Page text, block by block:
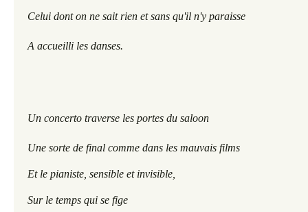
Celui dont on ne sait rien et sans qu'il n'y paraisse
A accueilli les danses.
Un concerto traverse les portes du saloon
Une sorte de final comme dans les mauvais films
Et le pianiste, sensible et invisible,
Sur le temps qui se fige